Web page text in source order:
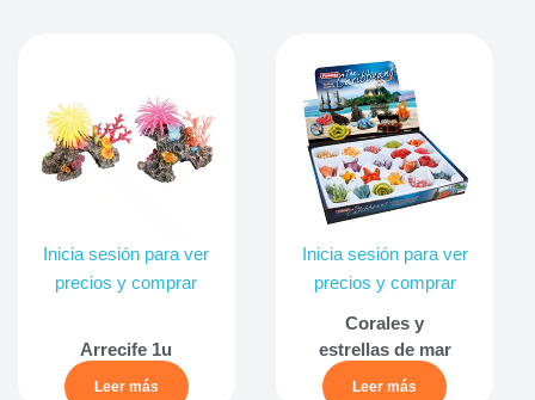
Inicia sesión para ver
precios y comprar
Arrecife 1u
Leer más
Inicia sesión para ver
precios y comprar
Corales y
estrellas de mar
Leer más